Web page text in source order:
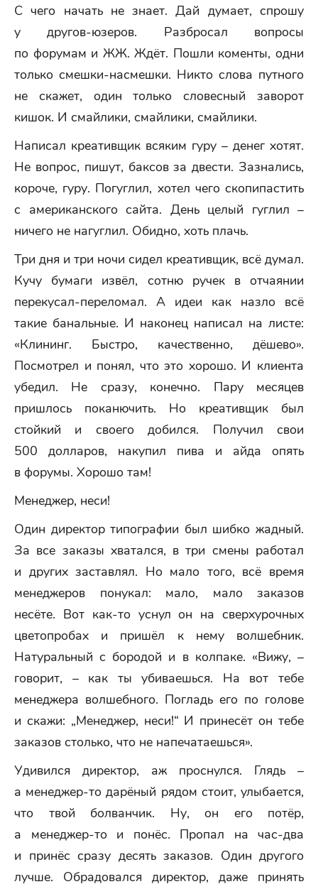
С чего начать не знает. Дай думает, спрошу
у другов-юзеров. Разбросал вопросы
по форумам и ЖЖ. Ждёт. Пошли коменты, одни
только смешки-насмешки. Никто слова путного
не скажет, один только словесный заворот
кишок. И смайлики, смайлики, смайлики.
Написал креативщик всяким гуру – денег хотят.
Не вопрос, пишут, баксов за двести. Зазнались,
короче, гуру. Погуглил, хотел чего скопипастить
с американского сайта. День целый гуглил –
ничего не нагуглил. Обидно, хоть плачь.
Три дня и три ночи сидел креативщик, всё думал.
Кучу бумаги извёл, сотню ручек в отчаянии
перекусал-переломал. А идеи как назло всё
такие банальные. И наконец написал на листе:
«Клининг. Быстро, качественно, дёшево».
Посмотрел и понял, что это хорошо. И клиента
убедил. Не сразу, конечно. Пару месяцев
пришлось поканючить. Но креативщик был
стойкий и своего добился. Получил свои
500 долларов, накупил пива и айда опять
в форумы. Хорошо там!
Менеджер, неси!
Один директор типографии был шибко жадный.
За все заказы хватался, в три смены работал
и других заставлял. Но мало того, всё время
менеджеров понукал: мало, мало заказов
несёте. Вот как-то уснул он на сверхурочных
цветопробах и пришёл к нему волшебник.
Натуральный с бородой и в колпаке. «Вижу, –
говорит, – как ты убиваешься. На вот тебе
менеджера волшебного. Погладь его по голове
и скажи: „Менеджер, неси!“ И принесёт он тебе
заказов столько, что не напечатаешься».
Удивился директор, аж проснулся. Глядь –
а менеджер-то дарёный рядом стоит, улыбается,
что твой болванчик. Ну, он его потёр,
а менеджер-то и понёс. Пропал на час-два
и принёс сразу десять заказов. Один другого
лучше. Обрадовался директор, даже принять